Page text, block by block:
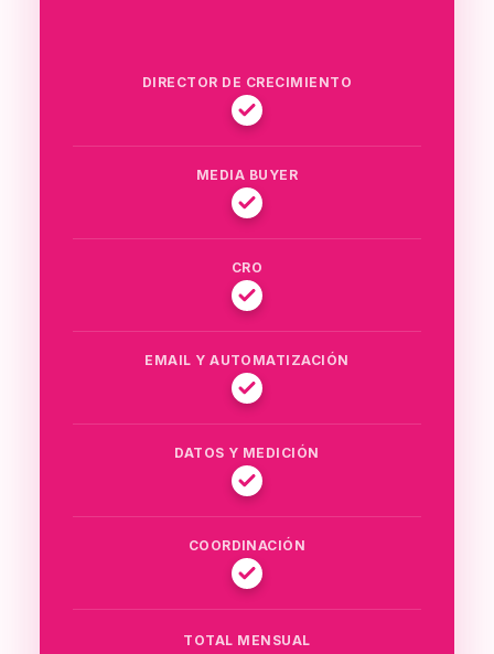
DIRECTOR DE CRECIMIENTO
MEDIA BUYER
CRO
EMAIL Y AUTOMATIZACIÓN
DATOS Y MEDICIÓN
COORDINACIÓN
TOTAL MENSUAL